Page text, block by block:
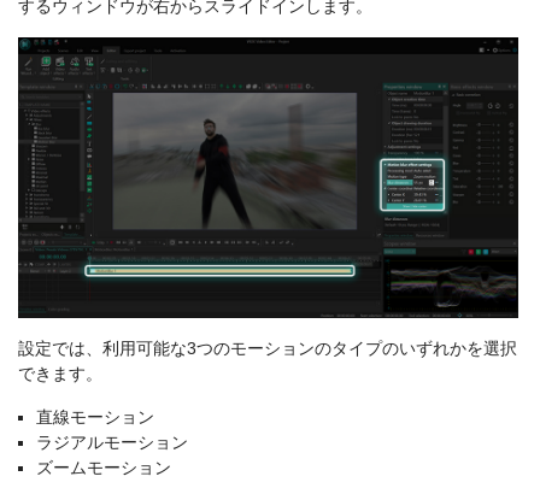
するウィンドウが右からスライドインします。
設定では、利用可能な3つのモーションのタイプのいずれかを選択
できます。
直線モーション
ラジアルモーション
ズームモーション